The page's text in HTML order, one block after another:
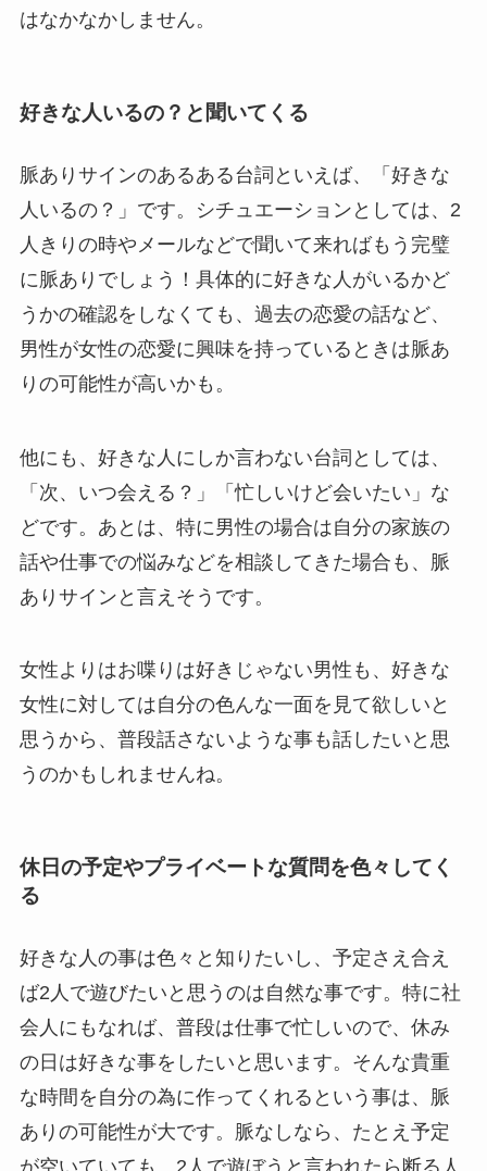
はなかなかしません。
好きな人いるの？と聞いてくる
脈ありサインのあるある台詞といえば、「好きな
人いるの？」です。シチュエーションとしては、2
人きりの時やメールなどで聞いて来ればもう完璧
に脈ありでしょう！具体的に好きな人がいるかど
うかの確認をしなくても、過去の恋愛の話など、
男性が女性の恋愛に興味を持っているときは脈あ
りの可能性が高いかも。
他にも、好きな人にしか言わない台詞としては、
「次、いつ会える？」「忙しいけど会いたい」な
どです。あとは、特に男性の場合は自分の家族の
話や仕事での悩みなどを相談してきた場合も、脈
ありサインと言えそうです。
女性よりはお喋りは好きじゃない男性も、好きな
女性に対しては自分の色んな一面を見て欲しいと
思うから、普段話さないような事も話したいと思
うのかもしれませんね。
休日の予定やプライベートな質問を色々してく
る
好きな人の事は色々と知りたいし、予定さえ合え
ば2人で遊びたいと思うのは自然な事です。特に社
会人にもなれば、普段は仕事で忙しいので、休み
の日は好きな事をしたいと思います。そんな貴重
な時間を自分の為に作ってくれるという事は、脈
ありの可能性が大です。脈なしなら、たとえ予定